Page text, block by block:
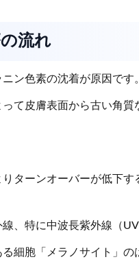
流れ
ン色素の沈着が原因です。
て皮膚表面から古い角質
ターンオーバーが低下す
、特に中波長紫外線（
細胞「メラノサイト」の